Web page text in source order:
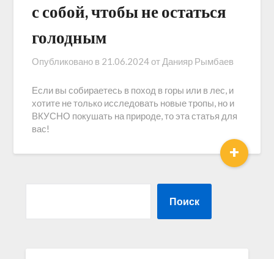
с собой, чтобы не остаться
голодным
Опубликовано в 21.06.2024от Данияр Рымбаев
Если вы собираетесь в поход в горы или в лес, и
хотите не только исследовать новые тропы, но и
ВКУСНО покушать на природе, то эта статья для
вас!
+
Поиск